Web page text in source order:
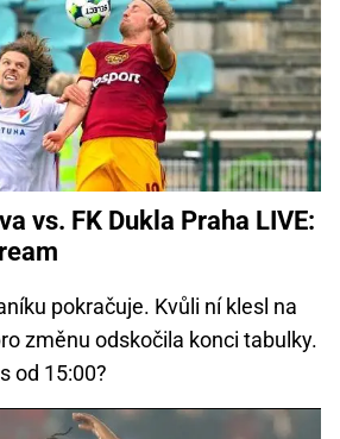
vs. FK Dukla Praha LIVE:
pokračuje. Kvůli ní klesl na
změnu odskočila konci tabulky.
od 15:00?